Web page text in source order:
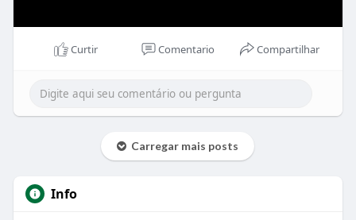
Curtir Comentario Compartilhar
Carregar mais posts
Info